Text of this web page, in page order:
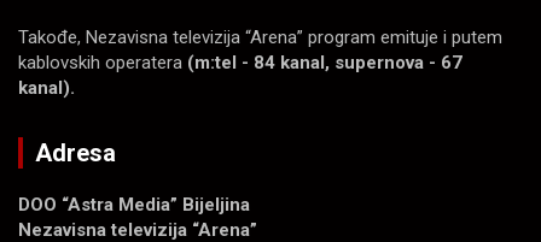
Takođe, Nezavisna televizija “Arena” program emituje i putem
kablovskih operatera (m:tel - 84 kanal, supernova - 67
kanal).
Adresa
DOO “Astra Media” Bijeljina
Nezavisna televizija “Arena”